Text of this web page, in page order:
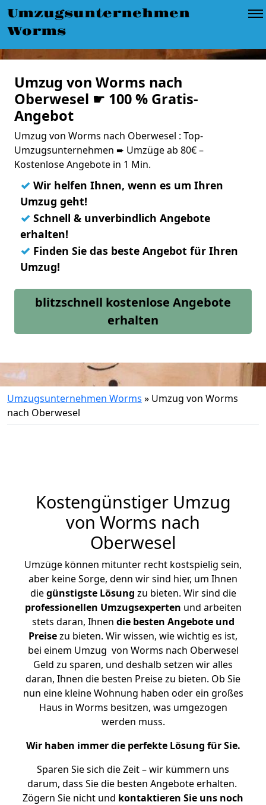
Umzugsunternehmen
Worms
Umzug von Worms nach
Oberwesel ☛ 100 % Gratis-
Angebot
Umzug von Worms nach Oberwesel : Top-
Umzugsunternehmen ➨ Umzüge ab 80€ –
Kostenlose Angebote in 1 Min.
✓ Wir helfen Ihnen, wenn es um Ihren
Umzug geht!
✓ Schnell & unverbindlich Angebote
erhalten!
✓ Finden Sie das beste Angebot für Ihren
Umzug!
blitzschnell kostenlose Angebote
erhalten
Umzugsunternehmen Worms » Umzug von Worms
nach Oberwesel
Kostengünstiger Umzug
von Worms nach
Oberwesel
Umzüge können mitunter recht kostspielig sein,
aber keine Sorge, denn wir sind hier, um Ihnen
diegünstigste Lösung zu bieten. Wir sind die
professionellen Umzugsexperten und arbeiten
stets daran, Ihnen die besten Angebote und
Preisezu bieten. Wir wissen, wie wichtig es ist,
bei einem Umzug von Worms nach Oberwesel
Geld zu sparen, und deshalb setzen wir alles
daran, Ihnen die besten Preise zu bieten. Ob Sie
nun eine kleine Wohnung haben oder ein großes
Haus in Worms besitzen, was umgezogen
werden muss.
Wir haben immer die perfekte Lösung für Sie.
Sparen Sie sich die Zeit – wir kümmern uns
darum, dass Sie die besten Angebote erhalten.
Zögern Sie nicht und kontaktieren Sie uns noch